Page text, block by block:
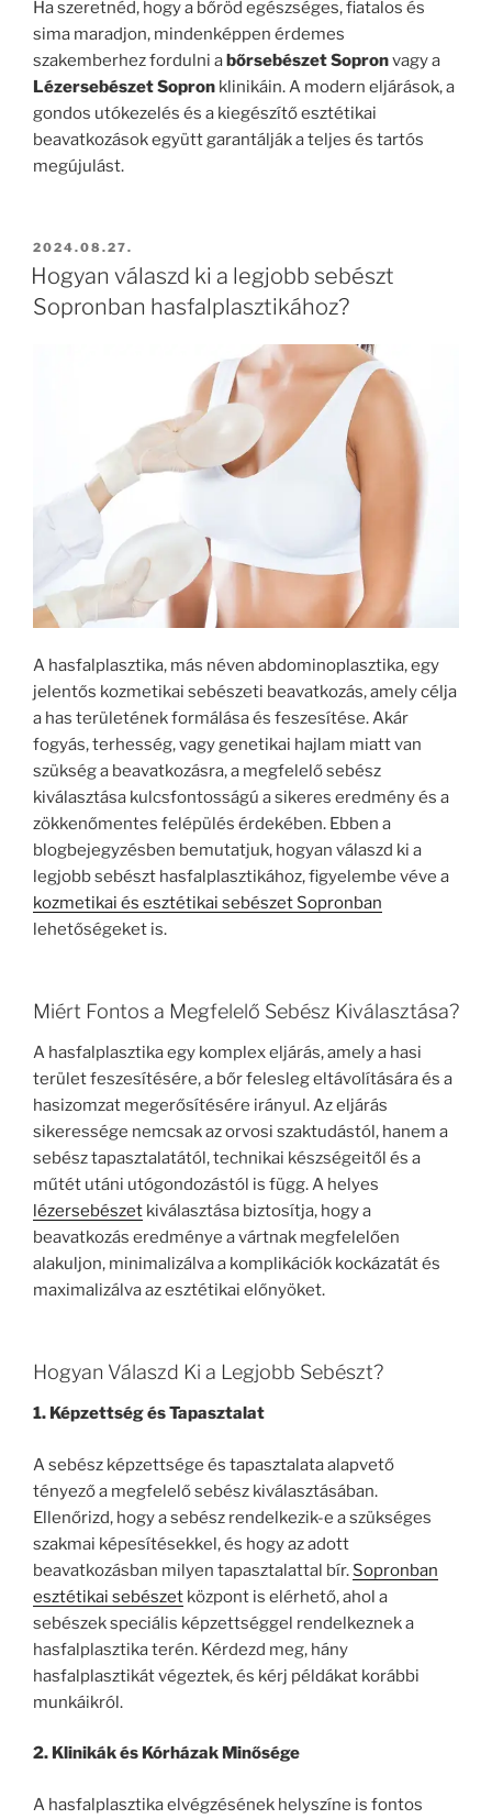
Ha szeretnéd, hogy a bőröd egészséges, fiatalos és
sima maradjon, mindenképpen érdemes
szakemberhez fordulni a bőrsebészet Sopronvagy a
Lézersebészet Sopron klinikáin. A modern eljárások, a
gondos utókezelés és a kiegészítő esztétikai
beavatkozások együtt garantálják a teljes és tartós
megújulást.
BEKÜLDVE:
2024.08.27.
Hogyan válaszd ki a legjobb sebészt
Sopronban hasfalplasztikához?
A hasfalplasztika, más néven abdominoplasztika, egy
jelentős kozmetikai sebészeti beavatkozás, amely célja
a has területének formálása és feszesítése. Akár
fogyás, terhesség, vagy genetikai hajlam miatt van
szükség a beavatkozásra, a megfelelő sebész
kiválasztása kulcsfontosságú a sikeres eredmény és a
zökkenőmentes felépülés érdekében. Ebben a
blogbejegyzésben bemutatjuk, hogyan válaszd ki a
legjobb sebészt hasfalplasztikához, figyelembe véve a
kozmetikai és esztétikai sebészet Sopronban
lehetőségeket is.
Miért Fontos a Megfelelő Sebész Kiválasztása?
A hasfalplasztika egy komplex eljárás, amely a hasi
terület feszesítésére, a bőr felesleg eltávolítására és a
hasizomzat megerősítésére irányul. Az eljárás
sikeressége nemcsak az orvosi szaktudástól, hanem a
sebész tapasztalatától, technikai készségeitől és a
műtét utáni utógondozástól is függ. A helyes
lézersebészet kiválasztása biztosítja, hogy a
beavatkozás eredménye a vártnak megfelelően
alakuljon, minimalizálva a komplikációk kockázatát és
maximalizálva az esztétikai előnyöket.
Hogyan Válaszd Ki a Legjobb Sebészt?
1. Képzettség és Tapasztalat
A sebész képzettsége és tapasztalata alapvető
tényező a megfelelő sebész kiválasztásában.
Ellenőrizd, hogy a sebész rendelkezik-e a szükséges
szakmai képesítésekkel, és hogy az adott
beavatkozásban milyen tapasztalattal bír. Sopronban
esztétikai sebészet központ is elérhető, ahol a
sebészek speciális képzettséggel rendelkeznek a
hasfalplasztika terén. Kérdezd meg, hány
hasfalplasztikát végeztek, és kérj példákat korábbi
munkáikról.
2. Klinikák és Kórházak Minősége
A hasfalplasztika elvégzésének helyszíne is fontos